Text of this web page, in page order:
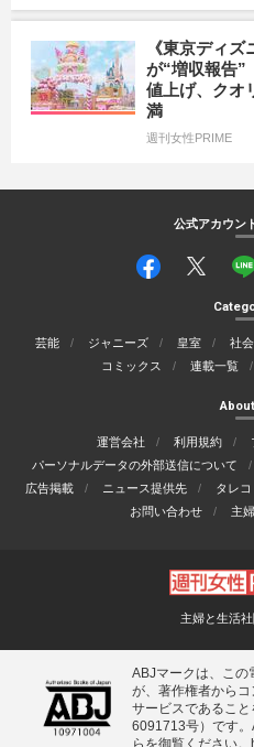
《東京ディ
が“増収報告”
値上げ、クオ
満
週刊女性PRIME
公式アカウン
芸能 ジャニーズ 皇室 社
コミックス
連載一覧
運営会社 利用規約
パーソナルデータの外部送信について
広告掲載
ニュース提供先 タレコ
お問い合わせ
主
主婦と生活
ABJマークは、この
が、著作権者から
サービスであるこ
6091713号）です
らを御覧ください。